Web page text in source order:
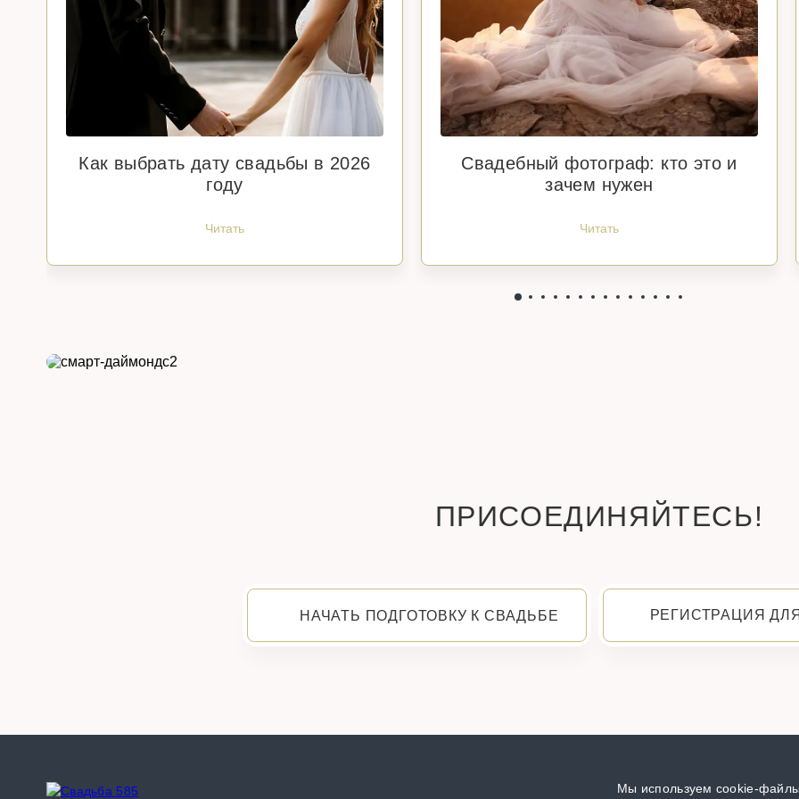
Как выбрать дату свадьбы в 2026
году
Читать
Свадебный фотограф: кто это и
зачем нужен
Читать
ПРИСОЕДИНЯЙТЕСЬ!
НАЧАТЬ ПОДГОТОВКУ К СВАДЬБЕ РЕГИСТРАЦИЯ
Мы используем cookie-файлы,